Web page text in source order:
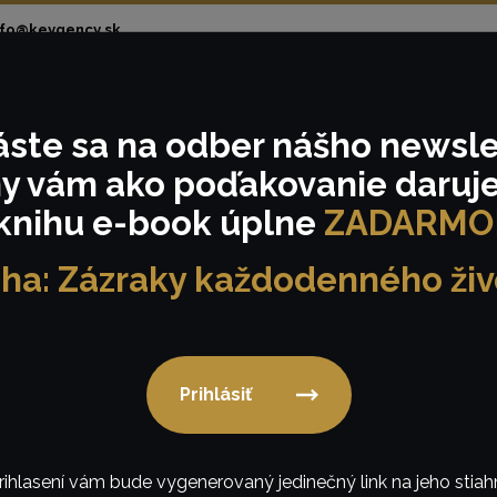
Realizácie Tématické eventy
Textil
sa na odber nášho
vám ako poďakovanie
e-book úplne ZADARMO
Zázraky každodenného
Prihlásiť
vám bude vygenerovaný jedinečný link na jeho